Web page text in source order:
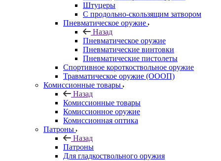
Штуцеры
С продольно-скользящим затвором
Пневматическое оружие
Назад
Пневматическое оружие
Пневматические винтовки
Пневматические пистолеты
Спортивное короткоствольное оружие
Травматическое оружие (ОООП)
Комиссионные товары
Назад
Комиссионные товары
Комиссионное оружие
Комиссионная оптика
Патроны
Назад
Патроны
Для гладкоствольного оружия